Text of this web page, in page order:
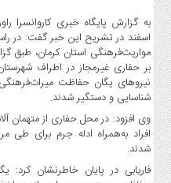
با
ما
منوی
اصلی
خانه
شهرستان
راور
ما
به گزارش پایگاه خبری کاروانسرا
اسفند در تشریح این خبر گفت: در
مواریث‌فرهنگی استان کرمان، طبق
بر حفاری غیرمجاز در اطراف
نیروهای یگان حفاظت
شناسایی و دستگیر شدند.
وی افزود: در محل حفاری از متهمان
افراد به‌همراه ادله جرم برای طی
شدند.
فاریابی در پایان خاطرنشان کرد: